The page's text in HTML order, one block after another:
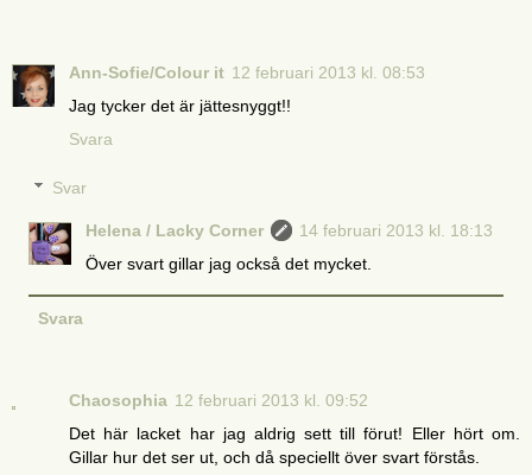
Ann-Sofie/Colour it 12 februari 2013 kl. 08:53
Jag tycker det är jättesnyggt!!
Svara
Svar
Helena / Lacky Corner
14 februari 2013 kl. 18:13
Över svart gillar jag också det mycket.
Svara
Chaosophia 12 februari 2013 kl. 09:52
Det här lacket har jag aldrig sett till förut! Eller hört om.
Gillar hur det ser ut, och då speciellt över svart förstås.